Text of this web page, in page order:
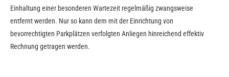
Einhaltung einer besonderen Wartezeit regelmäßig zwangsweise
entfernt werden. Nur so kann dem mit der Einrichtung von
bevorrechtigten Parkplätzen verfolgten Anliegen hinreichend effektiv
Rechnung getragen werden.